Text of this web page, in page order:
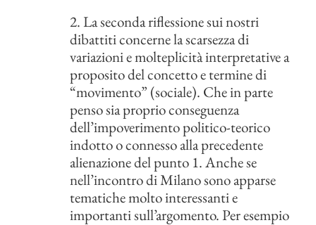
2. La seconda riflessione sui nostri
dibattiti concerne la scarsezza di
variazioni e molteplicità interpretative a
proposito del concetto e termine di
“movimento” (sociale). Che in parte
penso sia proprio conseguenza
dell’impoverimento politico-teorico
indotto o connesso alla precedente
alienazione del punto 1. Anche se
nell’incontro di Milano sono apparse
tematiche molto interessanti e
importanti sull’argomento. Per esempio